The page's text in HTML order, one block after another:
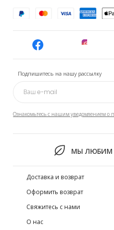
Подпишитесь на нашу рассылку
Ознакомьтесь с нашим уведомлением о
МЫ ЛЮБИМ
Доставка и возврат
Оформить возврат
Свяжитесь с нами
О нас